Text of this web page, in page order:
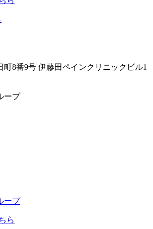
町8番9号 伊藤田ペインクリニックビル1